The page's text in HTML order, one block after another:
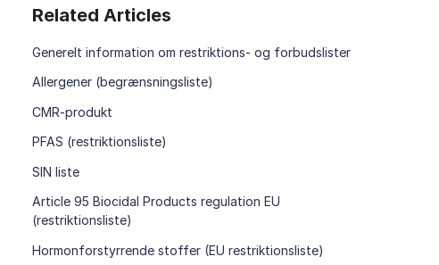
Related Articles
Generelt information om restriktions- og forbudslister
Allergener (begrænsningsliste)
CMR-produkt
PFAS (restriktionsliste)
SIN liste
Article 95 Biocidal Products regulation EU
(restriktionsliste)
Hormonforstyrrende stoffer (EU restriktionsliste)